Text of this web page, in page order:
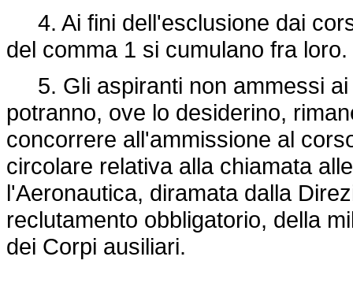
4. Ai fini dell'esclusione dai
del comma 1 si cumulano fra loro.
5. Gli aspiranti non ammessi ai
potranno, ove lo desiderino,
concorrere all'ammissione al
circolare relativa alla chiamata
l'Aeronautica, diramata dalla
reclutamento obbligatorio, della
dei Corpi ausiliari.